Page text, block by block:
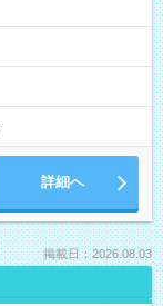
詳細へ
掲載日：2026.08.03